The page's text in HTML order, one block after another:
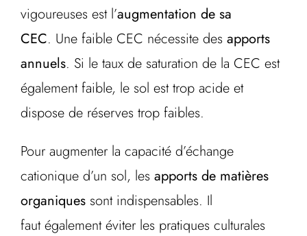
vigoureuses est l’augmentation de sa
CEC. Une faible CEC nécessite des apports
annuels. Si le taux de saturation de la CEC est
également faible, le sol est trop acide et
dispose de réserves trop faibles.
Pour augmenter la capacité d’échange
cationique d’un sol, les apports de matières
organiques sont indispensables. Il
faut également éviter les pratiques culturales